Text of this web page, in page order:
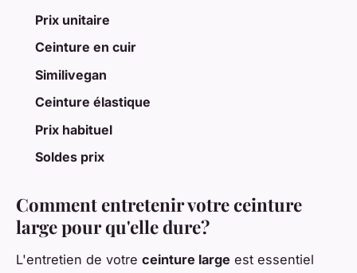
Prix unitaire
Ceinture en cuir
Similivegan
Ceinture élastique
Prix habituel
Soldes prix
Comment entretenir votre ceinture
large pour qu'elle dure?
L'entretien de votre ceinture large est essentiel